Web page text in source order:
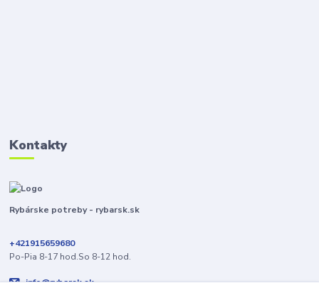
Kontakty
Rybárske potreby - rybarsk.sk
+421915659680
Po-Pia 8-17 hod.So 8-12 hod.
info@rybarsk.sk